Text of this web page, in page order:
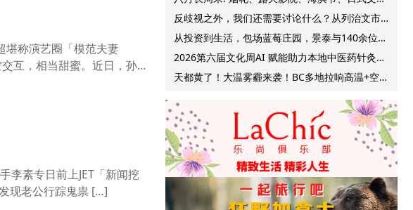
堪称演艺圈「模范夫妻
互，相当甜蜜。近日，孙俪
李素专日前上JET「新闻挖
现老公行踪鬼祟 […]
节庆, 大温哥华各种精彩活动上线!
反歧视之外，我们还需要讨论什么？从列治文市
议会一项动议谈起
从投资到生活，包场蓝莓庄园，景泰与140余位客
户共享夏日”莓”好时光
2026第六届文化周AI 赋能助力本地中医药针灸服
务提质升级
天都黄了！大温雾霾来袭！BC多地拉响高温+空气